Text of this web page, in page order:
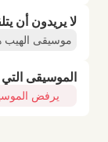
لا يريدون أن
موسيقى الهيب
الموسيقى
يرفض